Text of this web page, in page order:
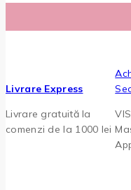
Livrare Express
Livrare gratuită la
comenzi de la 1000 lei